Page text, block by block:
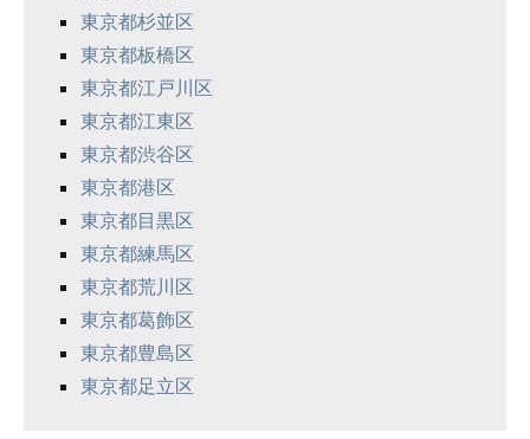
東京都杉並区
東京都板橋区
東京都江戸川区
東京都江東区
東京都渋谷区
東京都港区
東京都目黒区
東京都練馬区
東京都荒川区
東京都葛飾区
東京都豊島区
東京都足立区